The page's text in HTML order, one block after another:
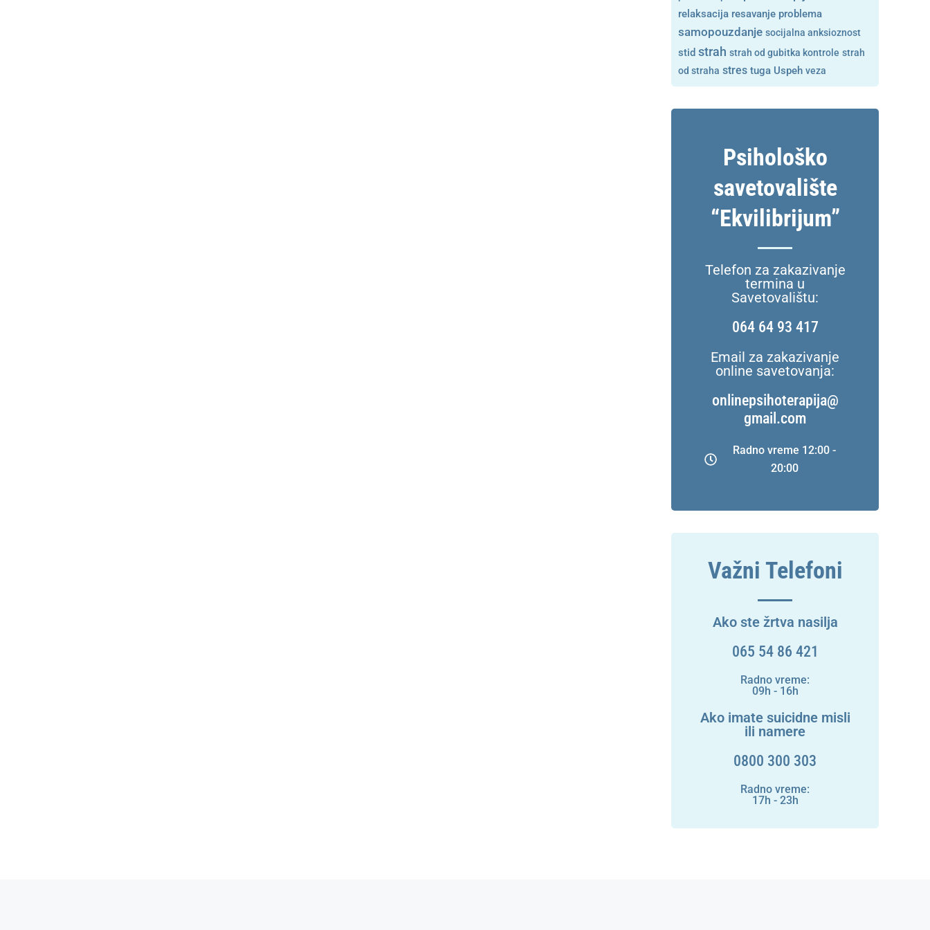
relaksacija resavanje problema
samopouzdanje socijalna anksioznost
stid strah strah od gubitka kontrole strah
od straha stres tuga Uspeh veza
Psihološko
savetovalište
“Ekvilibrijum”
Telefon za zakazivanje
termina u
Savetovalištu:
064 64 93 417
Email za zakazivanje
online savetovanja:
onlinepsihoterapija@
gmail.com
Radno vreme 12:00 -
20:00
Važni Telefoni
Ako ste žrtva nasilja
065 54 86 421
Radno vreme:
09h - 16h
Ako imate suicidne misli
ili namere
0800 300 303
Radno vreme:
17h - 23h